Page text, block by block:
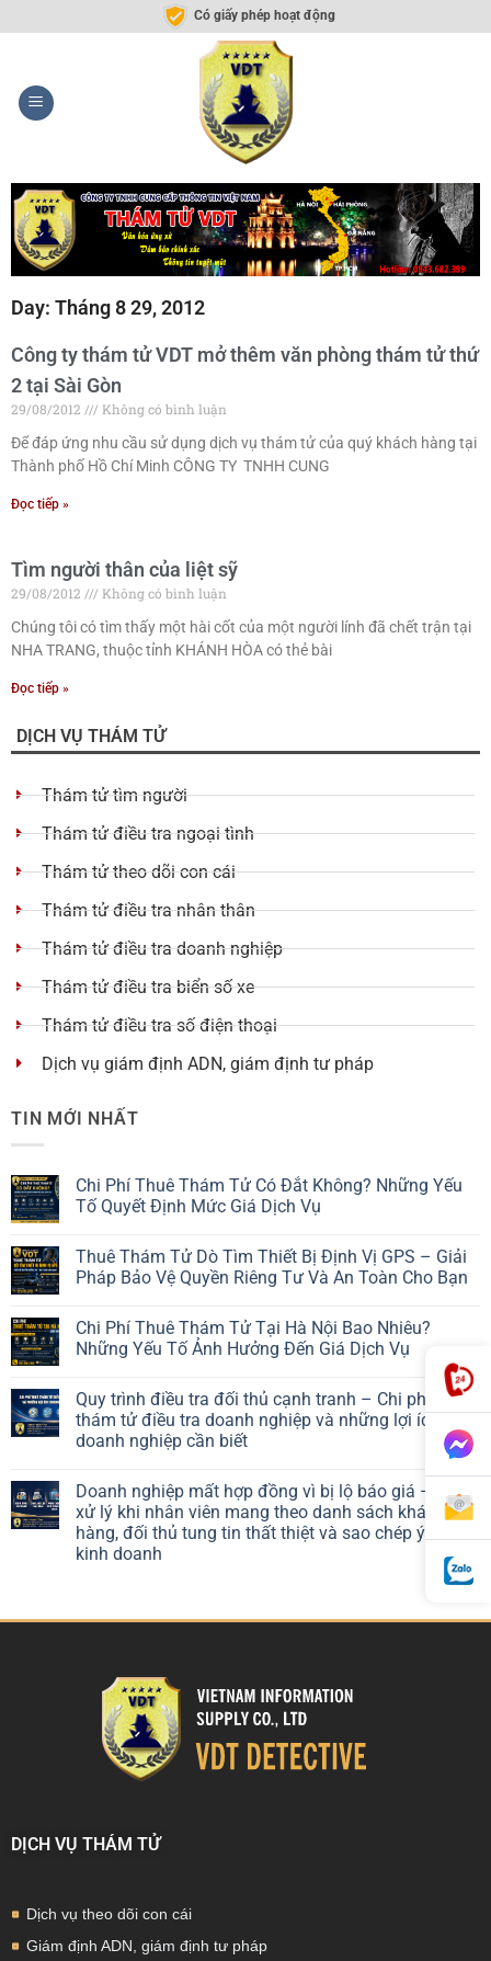
Có giấy phép hoạt động
Day: Tháng 8 29, 2012
Công ty thám tử VDT mở thêm văn phòng thám tử thứ
2 tại Sài Gòn
29/08/2012
Không có bình luận
Để đáp ứng nhu cầu sử dụng dịch vụ thám tử của quý khách hàng tại
Thành phố Hồ Chí Minh CÔNG TY TNHH CUNG
Đọc tiếp »
Tìm người thân của liệt sỹ
29/08/2012
Không có bình luận
Chúng tôi có tìm thấy một hài cốt của một người lính đã chết trận tại
NHA TRANG, thuộc tỉnh KHÁNH HÒA có thẻ bài
Đọc tiếp »
DỊCH VỤ THÁM TỬ
Thám tử tìm người
Thám tử điều tra ngoại tình
Thám tử theo dõi con cái
Thám tử điều tra nhân thân
Thám tử điều tra doanh nghiệp
Thám tử điều tra biển số xe
Thám tử điều tra số điện thoại
Dịch vụ giám định ADN, giám định tư pháp
TIN MỚI NHẤT
Chi Phí Thuê Thám Tử Có Đắt Không? Những Yếu
Tố Quyết Định Mức Giá Dịch Vụ
Thuê Thám Tử Dò Tìm Thiết Bị Định Vị GPS – Giải
Pháp Bảo Vệ Quyền Riêng Tư Và An Toàn Cho Bạn
Chi Phí Thuê Thám Tử Tại Hà Nội Bao Nhiêu?
Những Yếu Tố Ảnh Hưởng Đến Giá Dịch Vụ
Quy trình điều tra đối thủ cạnh tranh – Chi phí thuê
thám tử điều tra doanh nghiệp và những lợi ích
doanh nghiệp cần biết
Doanh nghiệp mất hợp đồng vì bị lộ báo giá – Cách
xử lý khi nhân viên mang theo danh sách khách
hàng, đối thủ tung tin thất thiệt và sao chép ý tưởng
kinh doanh
DỊCH VỤ THÁM TỬ
Dịch vụ theo dõi con cái
Giám định ADN, giám định tư pháp